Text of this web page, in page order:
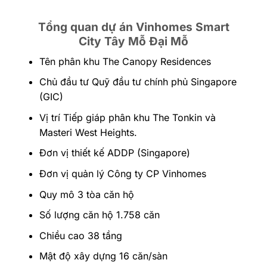
Tổng quan dự án Vinhomes Smart
City Tây Mỗ Đại Mỗ
Tên phân khu The Canopy Residences
Chủ đầu tư Quỹ đầu tư chính phủ Singapore
(GIC)
Vị trí Tiếp giáp phân khu The Tonkin và
Masteri West Heights.
Đơn vị thiết kế ADDP (Singapore)
Đơn vị quản lý Công ty CP Vinhomes
Quy mô 3 tòa căn hộ
Số lượng căn hộ 1.758 căn
Chiều cao 38 tầng
Mật độ xây dựng 16 căn/sàn